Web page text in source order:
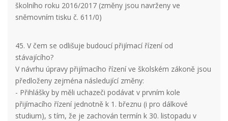
školního roku 2016/2017 (změny jsou navrženy ve
sněmovním tisku č. 611/0)
45. V čem se odlišuje budoucí přijímací řízení od
stávajícího?
V návrhu úpravy přijímacího řízení ve školském zákoně jsou
předloženy zejména následující změny:
- Přihlášky by měli uchazeči podávat v prvním kole
přijímacího řízení jednotně k 1. březnu (i pro dálkové
studium), s tím, že je zachován termín k 30. listopadu v